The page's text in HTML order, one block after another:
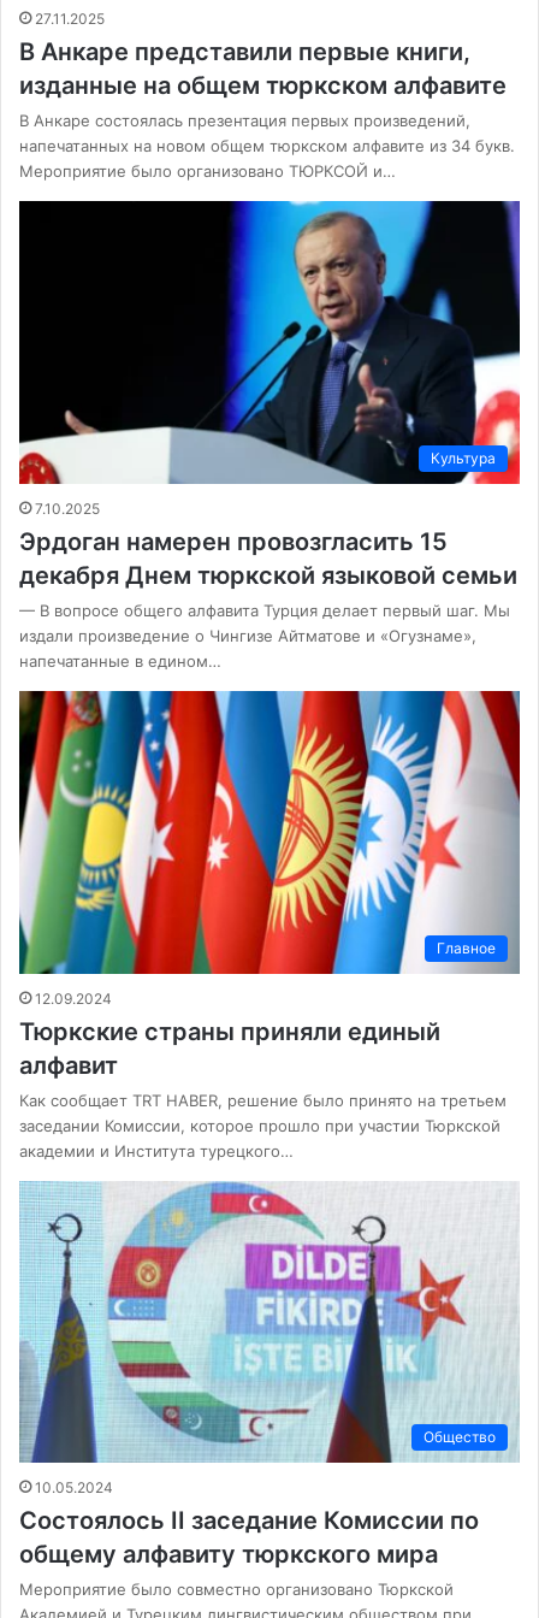
27.11.2025
В Анкаре представили первые книги,
изданные на общем тюркском алфавите
В Анкаре состоялась презентация первых произведений,
напечатанных на новом общем тюркском алфавите из 34 букв.
Мероприятие было организовано ТЮРКСОЙ и…
Культура
7.10.2025
Эрдоган намерен провозгласить 15
декабря Днем тюркской языковой семьи
— В вопросе общего алфавита Турция делает первый шаг. Мы
издали произведение о Чингизе Айтматове и «Огузнаме»,
напечатанные в едином…
Главное
12.09.2024
Тюркские страны приняли единый
алфавит
Как сообщает TRT HABER, решение было принято на третьем
заседании Комиссии, которое прошло при участии Тюркской
академии и Института турецкого…
Общество
10.05.2024
Состоялось II заседание Комиссии по
общему алфавиту тюркского мира
Мероприятие было совместно организовано Тюркской